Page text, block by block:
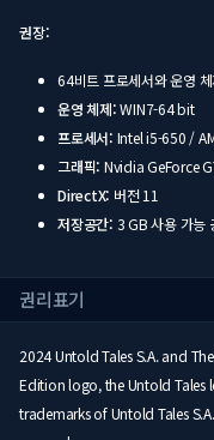
권장:
64비트 프로세서와 운영
운영 체제:WIN7-64 bit
프로세서: Intel i5-650 /
그래픽: Nvidia GeForce
DirectX: 버전 11
저장공간: 3 GB 사용 가능
권리표기
2024 Untold Tales S.A. and
Edition logo, the Untold Tales
trademarks of Untold Tales